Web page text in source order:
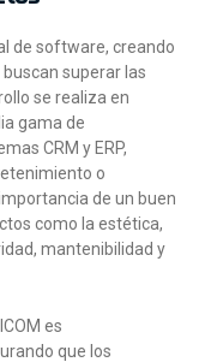
de software, creando
superar las
se realiza en
gama de
CRM y ERP,
o
de un buen
como la estética,
mantenibilidad y
es
que los